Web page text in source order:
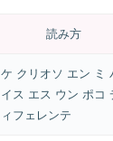
読み方
ケ クリオソ エン ミ
イス エス ウン ポコ
ィフェレンテ